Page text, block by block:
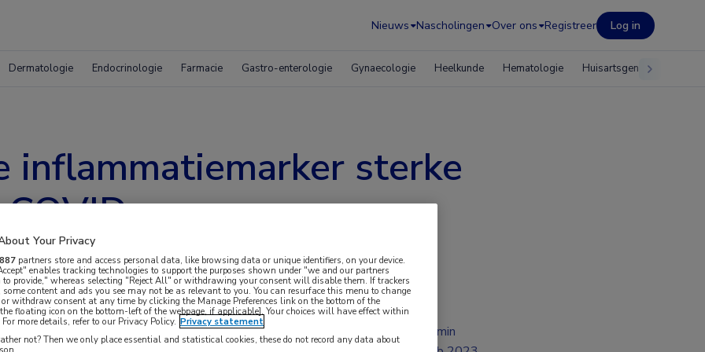
Nieuws Nascholingen Over ons Registreer Log in
Dermatologie Endocrinologie Farmacie Gastro-enterologie Gynaecologie Heelkunde Hematologie Huisartsgeneeskunde
inflammatiemarker sterke
long COVID blijken te hebben ontwikkeld,
2 min
Your Privacy
887 partners store and access personal data, like browsing data or unique identifiers, on your device.
enables tracking technologies to support the purposes shown under "we and our partners
to provide," whereas selecting "Reject All" or withdrawing your consent will disable them. If trackers
some content and ads you see may not be as relevant to you. You can resurface this menu to change
or withdraw consent at any time by clicking the Manage Preferences link on the bottom of the
floating icon on the bottom-left of the webpage, if applicable]. Your choices will have effect within
more details, refer to our Privacy Policy. Privacy statement
not? Then we only place essential and statistical cookies, these do not record any data about